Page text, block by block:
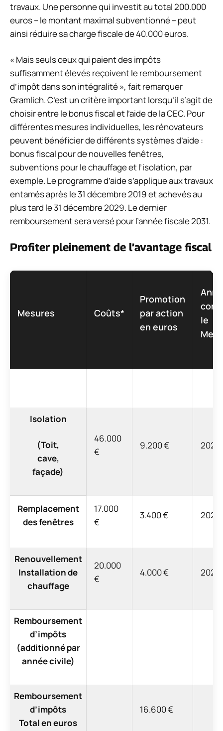
travaux. Une personne qui investit au total 200.000
euros – le montant maximal subventionné – peut
ainsi réduire sa charge fiscale de 40.000 euros.
« Mais seuls ceux qui paient des impôts
suffisamment élevés reçoivent le remboursement
d’impôt dans son intégralité », fait remarquer
Gramlich. C’est un critère important lorsqu’il s’agit de
choisir entre le bonus fiscal et l’aide de la CEC. Pour
différentes mesures individuelles, les rénovateurs
peuvent bénéficier de différents systèmes d’aide :
bonus fiscal pour de nouvelles fenêtres,
subventions pour le chauffage et l’isolation, par
exemple. Le programme d’aide s’applique aux travaux
entamés après le 31 décembre 2019 et achevés au
plus tard le 31 décembre 2029. Le dernier
remboursement sera versé pour l’année fiscale 2031.
Profiter pleinement de l’avantage fiscal
Mesures Coûts*
Promotion
par action
en euros
le
Isolation
(Toit,
cave,
façade)
46.000
€
9.200 € 2020
Remplacement
des fenêtres
17.000
€
3.400 € 2021
Renouvellement
Installation de
chauffage
20.000
€
4.000 € 2022
Remboursement
d’impôts
(additionné par
année civile)
Remboursement
d’impôts
Total en euros
16.600 €